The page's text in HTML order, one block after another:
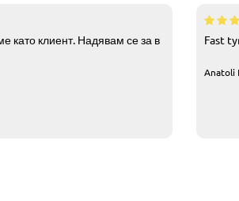
като клиент. Надявам се за в
Fast
Anatoli